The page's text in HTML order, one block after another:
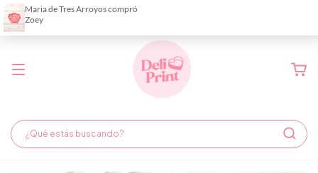
Demora de fabricación hasta 6 días hábiles